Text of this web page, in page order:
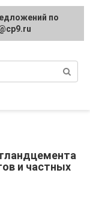
и частных
по